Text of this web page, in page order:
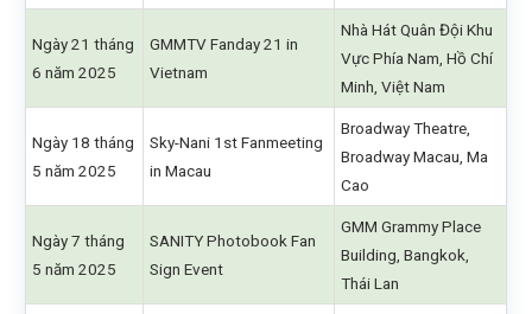
Ngày 21 tháng
6 năm 2025
GMMTV Fanday 21 in
Vietnam
Nhà Hát Quân Đội Khu
Vực Phía Nam, Hồ Chí
Minh, Việt Nam
Ngày 18 tháng
5 năm 2025
Sky-Nani 1st Fanmeeting
in Macau
Broadway Theatre,
Broadway Macau, Ma
Cao
Ngày 7 tháng
5 năm 2025
SANITY Photobook Fan
Sign Event
GMM Grammy Place
Building, Bangkok,
Thái Lan